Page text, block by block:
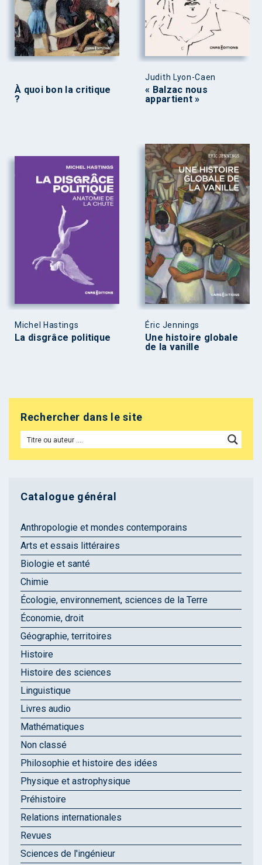
À quoi bon la critique
?
Judith Lyon-Caen
« Balzac nous
appartient »
Michel Hastings
La disgrâce politique
Éric Jennings
Une histoire globale
de la vanille
Rechercher dans le site
Catalogue général
Anthropologie et mondes contemporains
Arts et essais littéraires
Biologie et santé
Chimie
Écologie, environnement, sciences de la Terre
Économie, droit
Géographie, territoires
Histoire
Histoire des sciences
Linguistique
Livres audio
Mathématiques
Non classé
Philosophie et histoire des idées
Physique et astrophysique
Préhistoire
Relations internationales
Revues
Sciences de l'ingénieur